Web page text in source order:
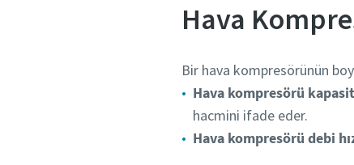
Hava
Bir hava kompresörünün
Hava kompresörü
hacmini ifade eder.
Hava kompresörü debi